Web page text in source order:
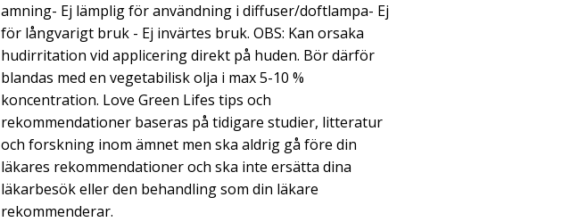
amning- Ej lämplig för användning i diffuser/doftlampa- Ej
för långvarigt bruk - Ej invärtes bruk. OBS: Kan orsaka
hudirritation vid applicering direkt på huden. Bör därför
blandas med en vegetabilisk olja i max 5-10 %
koncentration. Love Green Lifes tips och
rekommendationer baseras på tidigare studier, litteratur
och forskning inom ämnet men ska aldrig gå före din
läkares rekommendationer och ska inte ersätta dina
läkarbesök eller den behandling som din läkare
rekommenderar.